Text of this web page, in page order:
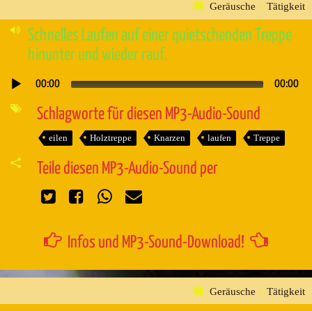
Geräusche » Tätigkeit
Schnelles Laufen auf einer quietschenden Treppe
hinunter und wieder rauf.
Audio-
00:00 00:00
Schlagworte für diesen MP3-Audio-Sound
eilen Holztreppe Knarzen laufen Treppe
Teile diesen MP3-Audio-Sound per
Infos und MP3-Sound-Download!
Geräusche » Tätigkeit